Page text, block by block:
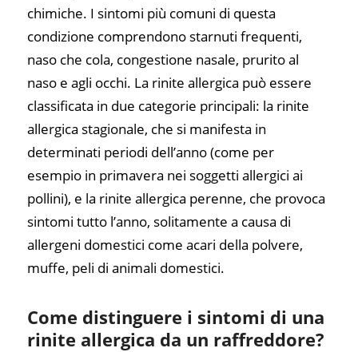
chimiche. I sintomi più comuni di questa
condizione comprendono starnuti frequenti,
naso che cola, congestione nasale, prurito al
naso e agli occhi. La rinite allergica può essere
classificata in due categorie principali: la rinite
allergica stagionale, che si manifesta in
determinati periodi dell’anno (come per
esempio in primavera nei soggetti allergici ai
pollini), e la rinite allergica perenne, che provoca
sintomi tutto l’anno, solitamente a causa di
allergeni domestici come acari della polvere,
muffe, peli di animali domestici.
Come distinguere i sintomi di una
rinite allergica da un raffreddore?